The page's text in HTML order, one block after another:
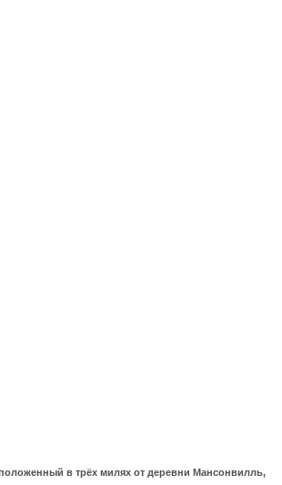
в трёх милях от деревни Мансонвилль,